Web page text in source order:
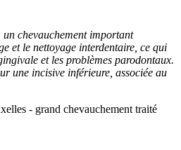
un chevauchement important
et le nettoyage interdentaire, ce qui
et les problèmes parodontaux.
une incisive inférieure, associée au